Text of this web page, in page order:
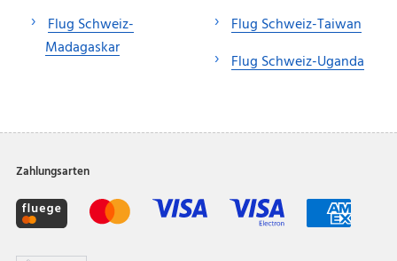
Flug Schweiz-
Madagaskar
Flug Schweiz-Taiwan
Flug Schweiz-Uganda